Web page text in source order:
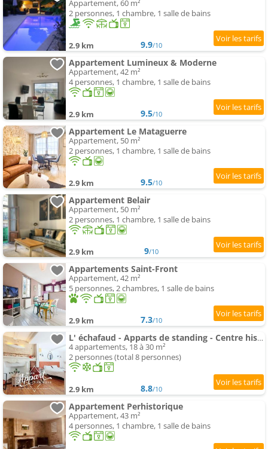
Appartement, 60 m²
2 personnes, 1 chambre, 1 salle de bains
2.9 km 9.9/10
Appartement Lumineux & Moderne
Appartement, 42 m²
4 personnes, 1 chambre, 1 salle de bains
2.9 km 9.5/10
Appartement Le Mataguerre
Appartement, 50 m²
2 personnes, 1 chambre, 1 salle de bains
2.9 km 9.5/10
Appartement Belair
Appartement, 50 m²
2 personnes, 1 chambre, 1 salle de bains
2.9 km 9/10
Appartements Saint-Front
Appartement, 42 m²
5 personnes, 2 chambres, 1 salle de bains
2.9 km 7.3/10
L' échafaud - Apparts de standing - Centre historique
4 appartements, 18 à 30 m²
2 personnes (total 8 personnes)
2.9 km 8.8/10
Appartement Perhistorique
Appartement, 43 m²
4 personnes, 1 chambre, 1 salle de bains